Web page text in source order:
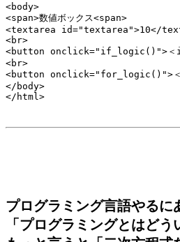
<body>
<span>数値ボックス<span>
<textarea id="textarea">10</
<br>
<button onclick="if_logic()">＜
<br>
<button onclick="for_logic()">
</body>
</html>
プログラミング言語やる
「プログラミングとはど